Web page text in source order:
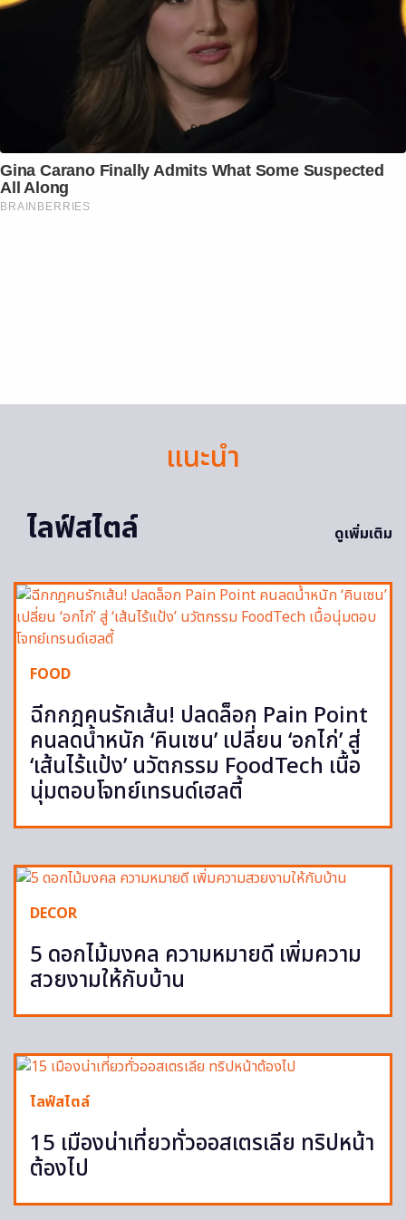
Gina Carano Finally Admits What Some Suspected
All Along
BRAINBERRIES
แนะนำ
ไลฟ์สไตล์
ดูเพิ่มเติม
FOOD
ฉีกกฎคนรักเส้น! ปลดล็อก Pain Point
คนลดน้ำหนัก ‘คินเซน’ เปลี่ยน ‘อกไก่’ สู่
‘เส้นไร้แป้ง’ นวัตกรรม FoodTech เนื้อ
นุ่มตอบโจทย์เทรนด์เฮลตี้
DECOR
5 ดอกไม้มงคล ความหมายดี เพิ่มความ
สวยงามให้กับบ้าน
ไลฟ์สไตล์
15 เมืองน่าเที่ยวทั่วออสเตรเลีย ทริปหน้า
ต้องไป